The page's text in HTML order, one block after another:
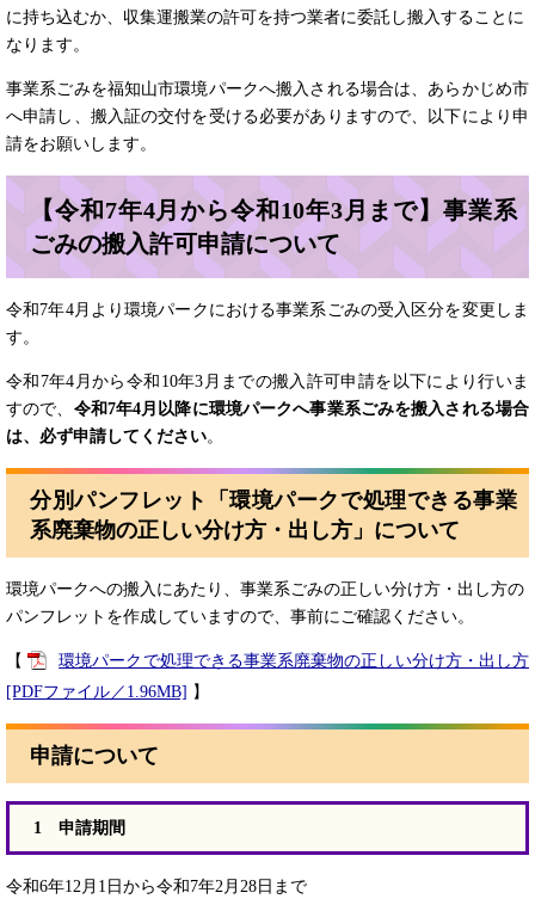
に持ち込むか、収集運搬業の許可を持つ業者に委託し搬入することに
なります。
事業系ごみを福知山市環境パークへ搬入される場合は、あらかじめ市
へ申請し、搬入証の交付を受ける必要がありますので、以下により申
請をお願いします。
【令和7年4月から令和10年3月まで】事業系
ごみの搬入許可申請について
令和7年4月より環境パークにおける事業系ごみの受入区分を変更しま
す。
令和7年4月から令和10年3月までの搬入許可申請を以下により行いま
すので、 令和7年4月以降に環境パークへ事業系ごみを搬入される場合
は、必ず申請してください。
分別パンフレット「環境パークで処理できる事業
系廃棄物の正しい分け方・出し方」について
環境パークへの搬入にあたり、事業系ごみの正しい分け方・出し方の
パンフレットを作成していますので、事前にご確認ください。
【
環境パークで処理できる事業系廃棄物の正しい分け方・出し方
[PDFファイル／1.96MB] 】
申請について
1 申請期間
令和6年12月1日から令和7年2月28日まで